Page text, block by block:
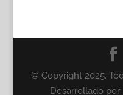
© Copyright 2025.
Desarrollado